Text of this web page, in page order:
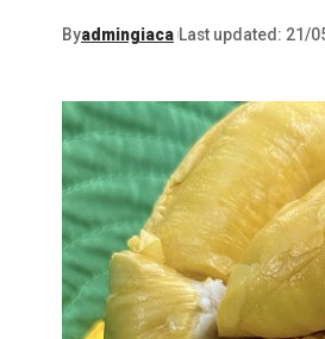
Byadmingiaca Last updated: 21/